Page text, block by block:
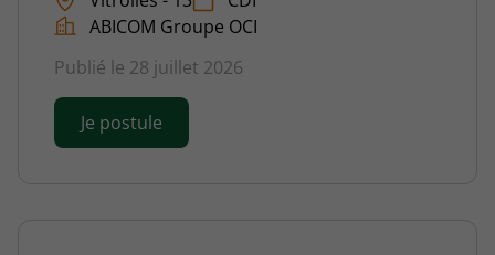
ABICOM Groupe OCI
Publié le 28 juillet 2026
Je postule